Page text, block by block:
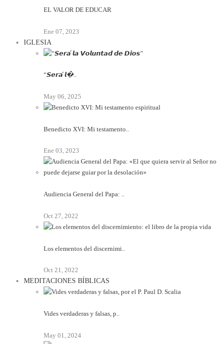
EL VALOR DE EDUCAR
Ene 07, 2023
IGLESIA
“𝙎𝙚𝙧𝙖́ 𝙡�..
May 06, 2025
Benedicto XVI: Mi testamento..
Ene 03, 2023
Audiencia General del Papa: ..
Oct 27, 2022
Los elementos del discernimi..
Oct 21, 2022
MEDITACIONES BÍBLICAS
Vides verdaderas y falsas, p..
May 01, 2024